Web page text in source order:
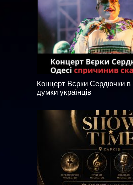
Концерт Вєрки Сердючки в
думки українців